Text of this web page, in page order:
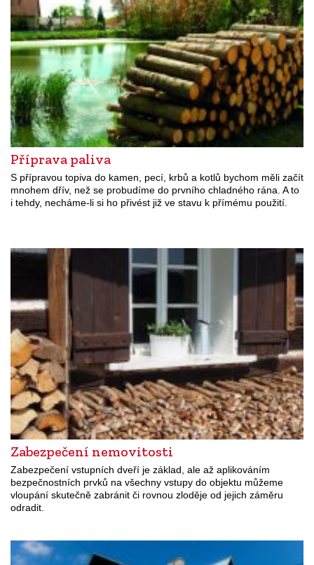
Příprava paliva
S přípravou topiva do kamen, pecí, krbů a kotlů bychom měli začít
mnohem dřív, než se probudíme do prvního chladného rána. A to
i tehdy, necháme-li si ho přivést již ve stavu k přímému použití.
Zabezpečení nemovitosti
Zabezpečení vstupních dveří je základ, ale až aplikováním
bezpečnostních prvků na všechny vstupy do objektu můžeme
vloupání skutečně zabránit či rovnou zloděje od jejich záměru
odradit.